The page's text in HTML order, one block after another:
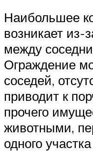
Наибольшее
возникает из-
между
Ограждение
соседей,
приводит к
прочего
животными,
одного